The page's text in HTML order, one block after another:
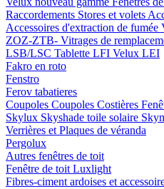
Raccordements Stores et volets
Accessoires d'extraction de fumée
ZOZ-ZTB- Vitrages de
LSB/LSC Tablette LFI Velux LEI
Fakro en roto
Fenstro
Ferov tabatieres
Coupoles Coupoles Costières
Skylux Skyshade toile solaire
Verrières et Plaques de véranda
Pergolux
Autres fenêtres de toit
Fenêtre de toit Luxlight
Fibres-ciment ardoises et